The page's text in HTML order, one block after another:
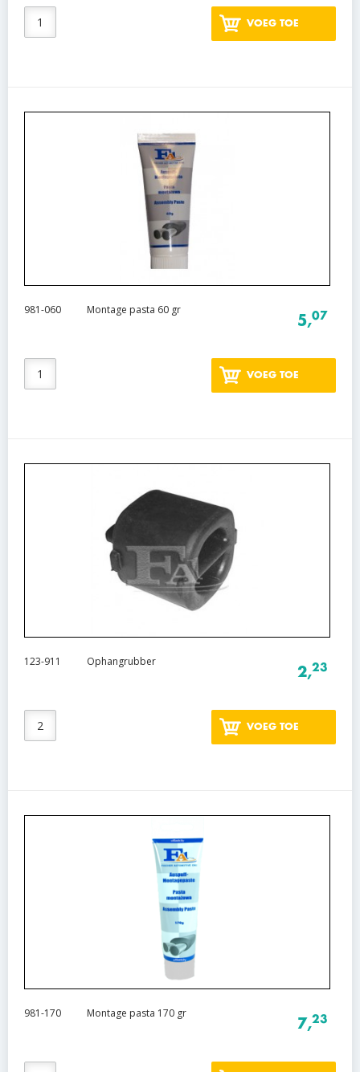
VOEG TOE
981-060 Montage pasta 60 gr
5,07
VOEG TOE
123-911 Ophangrubber
2,23
VOEG TOE
981-170 Montage pasta 170 gr
7,23